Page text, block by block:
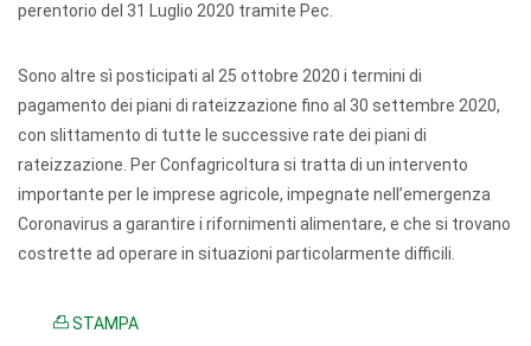
perentorio del 31 Luglio 2020 tramite Pec.
Sono altre sì posticipati al 25 ottobre 2020 i termini di
pagamento dei piani di rateizzazione fino al 30 settembre 2020,
con slittamento di tutte le successive rate dei piani di
rateizzazione. Per Confagricoltura si tratta di un intervento
importante per le imprese agricole, impegnate nell’emergenza
Coronavirus a garantire i rifornimenti alimentare, e che si trovano
costrette ad operare in situazioni particolarmente difficili.
STAMPA